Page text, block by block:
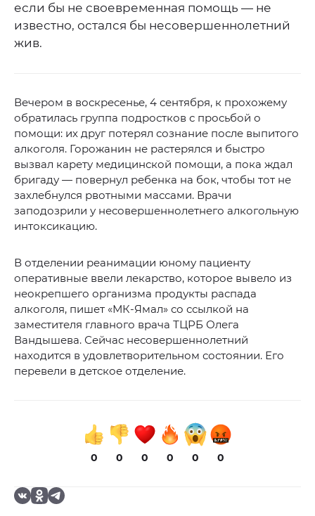
если бы не своевременная помощь — не
известно, остался бы несовершеннолетний
жив.
Вечером в воскресенье, 4 сентября, к прохожему
обратилась группа подростков с просьбой о
помощи: их друг потерял сознание после выпитого
алкоголя. Горожанин не растерялся и быстро
вызвал карету медицинской помощи, а пока ждал
бригаду — повернул ребенка на бок, чтобы тот не
захлебнулся рвотными массами. Врачи
заподозрили у несовершеннолетнего алкогольную
интоксикацию.
В отделении реанимации юному пациенту
оперативные ввели лекарство, которое вывело из
неокрепшего организма продукты распада
алкоголя, пишет «МК-Ямал» со ссылкой на
заместителя главного врача ТЦРБ Олега
Вандышева. Сейчас несовершеннолетний
находится в удовлетворительном состоянии. Его
перевели в детское отделение.
0 0 0 0 0 0